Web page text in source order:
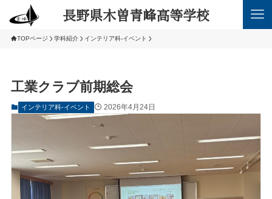
長野県木曽青峰高等学校
TOPページ 学科紹介 インテリア科-イベント
工業クラブ前期総会
インテリア科-イベント 2026年4月24日